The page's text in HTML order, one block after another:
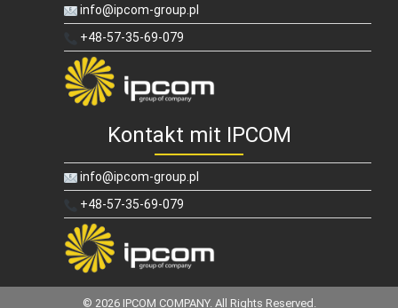
info@ipcom-group.pl
+48-57-35-69-079
Kontakt mit IPCOM
info@ipcom-group.pl
+48-57-35-69-079
© 2026 IPCOM COMPANY. All Rights Reserved.